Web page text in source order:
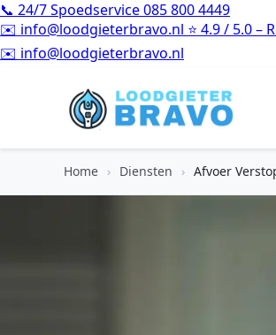
📞 24/7 Spoedservice085 800 4449
✉️ info@loodgieterbravo.nl ⭐ 4.9 / 5.0 –
⭐4.9 / 5.0 – Reviews
Home › Diensten › Afvoer